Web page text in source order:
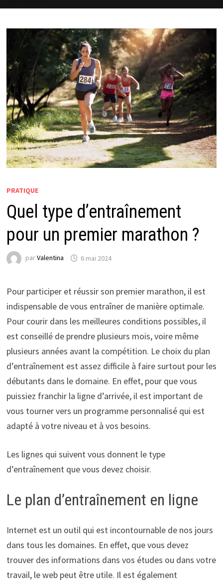
PRATIQUE
Quel type d’entraînement
pour un premier marathon ?
parValentina 6 mai 2024
Pour participer et réussir son premier marathon, il est
indispensable de vous entraîner de manière optimale.
Pour courir dans les meilleures conditions possibles, il
est conseillé de prendre plusieurs mois, voire même
plusieurs années avant la compétition. Le choix du plan
d’entraînement est assez difficile à faire surtout pour les
débutants dans le domaine. En effet, pour que vous
puissiez franchir la ligne d’arrivée, il est important de
vous tourner vers un programme personnalisé qui est
adapté à votre niveau et à vos besoins.
Les lignes qui suivent vous donnent le type
d’entraînement que vous devez choisir.
Le plan d’entraînement en ligne
Internet est un outil qui est incontournable de nos jours
dans tous les domaines. En effet, que vous devez
trouver des informations dans vos études ou dans votre
travail, le web peut être utile. Il est également